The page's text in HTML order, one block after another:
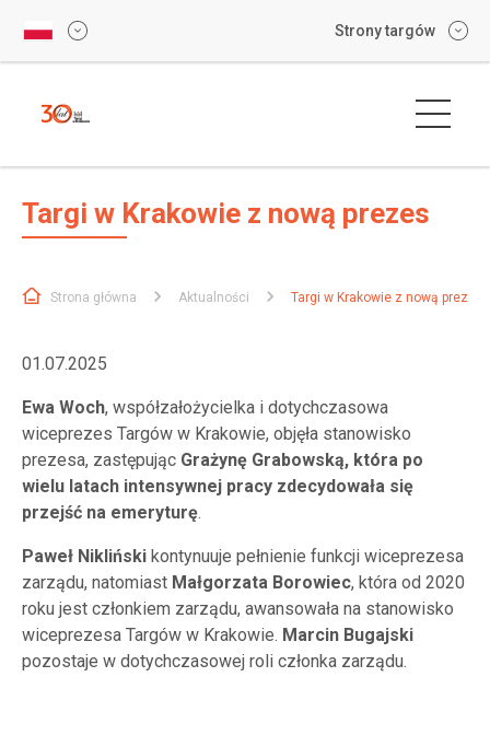
Strony targów
Strona główna Aktualności Targi w Krakowie z nową prezes
Targi w Krakowie z nową prezes
01.07.2025
Ewa Woch, współzałożycielka i dotychczasowa
wiceprezes Targów w Krakowie, objęła stanowisko
prezesa, zastępując Grażynę Grabowską, która po
wielu latach intensywnej pracy zdecydowała się
przejść na emeryturę.
Paweł Nikliński kontynuuje pełnienie funkcji wiceprezesa
zarządu, natomiast Małgorzata Borowiec, która od 2020
roku jest członkiem zarządu, awansowała na stanowisko
wiceprezesa Targów w Krakowie. Marcin Bugajski
pozostaje w dotychczasowej roli członka zarządu.